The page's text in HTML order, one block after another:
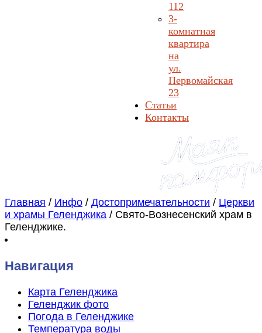
112
3-
комнатная
квартира
на
ул.
Первомайская
23
Статьи
Контакты
Главная / Инфо / Достопримечательности / Церкви
и храмы Геленджика / Свято-Вознесенский храм в
Геленджике.
Навигация
Карта Геленджика
Геленджик фото
Погода в Геленджике
Температура воды